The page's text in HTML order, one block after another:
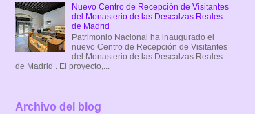
Nuevo Centro de Recepción de Visitantes
del Monasterio de las Descalzas Reales
de Madrid
Patrimonio Nacional ha inaugurado el
nuevo Centro de Recepción de Visitantes
del Monasterio de las Descalzas Reales
de Madrid . El proyecto,...
Archivo del blog